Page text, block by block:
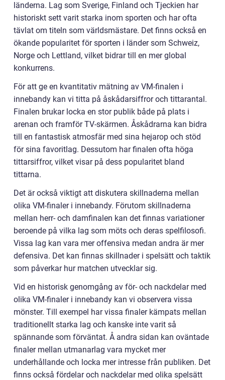
länderna. Lag som Sverige, Finland och Tjeckien har
historiskt sett varit starka inom sporten och har ofta
tävlat om titeln som världsmästare. Det finns också en
ökande popularitet för sporten i länder som Schweiz,
Norge och Lettland, vilket bidrar till en mer global
konkurrens.
För att ge en kvantitativ mätning av VM-finalen i
innebandy kan vi titta på åskådarsiffror och tittarantal.
Finalen brukar locka en stor publik både på plats i
arenan och framför TV-skärmen. Åskådrarna kan bidra
till en fantastisk atmosfär med sina hejarop och stöd
för sina favoritlag. Dessutom har finalen ofta höga
tittarsiffror, vilket visar på dess popularitet bland
tittarna.
Det är också viktigt att diskutera skillnaderna mellan
olika VM-finaler i innebandy. Förutom skillnaderna
mellan herr- och damfinalen kan det finnas variationer
beroende på vilka lag som möts och deras spelfilosofi.
Vissa lag kan vara mer offensiva medan andra är mer
defensiva. Det kan finnas skillnader i spelsätt och taktik
som påverkar hur matchen utvecklar sig.
Vid en historisk genomgång av för- och nackdelar med
olika VM-finaler i innebandy kan vi observera vissa
mönster. Till exempel har vissa finaler kämpats mellan
traditionellt starka lag och kanske inte varit så
spännande som förväntat. Å andra sidan kan oväntade
finaler mellan utmanarlag vara mycket mer
underhållande och locka mer intresse från publiken. Det
finns också fördelar och nackdelar med olika spelsätt